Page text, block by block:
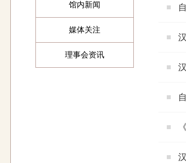
馆内新闻
媒体关注
理事会资讯